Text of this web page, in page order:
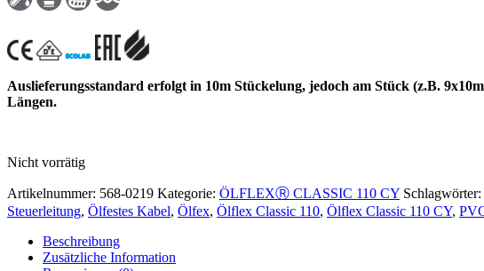
Auslieferungsstandard erfolgt in 10m Stückelung, jedoch am Stück (z.B.
Längen.
Nicht vorrätig
Artikelnummer: 568-0219 Kategorie: ÖLFLEXⓇ CLASSIC 110 CY Schlagwörter:
Steuerleitung, Ölfestes Kabel, Ölfex, Ölflex Classic 110, Ölflex Classic 110 CY,
Beschreibung
Zusätzliche Information